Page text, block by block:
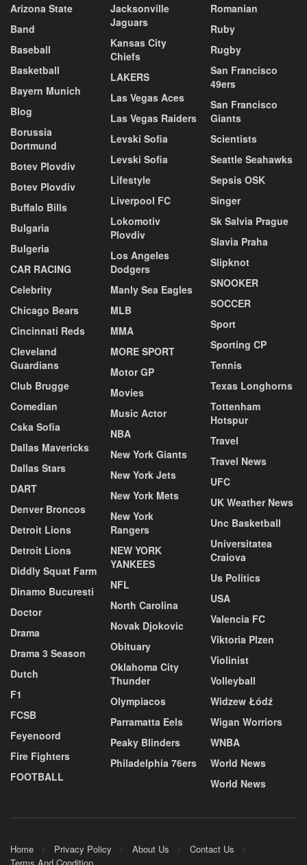
Arizona State
Band
Baseball
Basketball
Bayern Munich
Blog
Borussia
Dortmund
Botev Plovdiv
Botev Plovdiv
Buffalo Bills
Bulgaria
Bulgeria
CAR RACING
Celebrity
Chicago Bears
Cincinnati Reds
Cleveland
Guardians
Club Brugge
Comedian
Cska Sofia
Dallas Mavericks
Dallas Stars
DART
Denver Broncos
Detroit Lions
Detroit Lions
Diddly Squat Farm
Dinamo Bucuresti
Doctor
Drama
Drama 3 Season
Dutch
F1
FCSB
Feyenoord
Fire Fighters
FOOTBALL
Jacksonville
Jaguars
Kansas City
Chiefs
LAKERS
Las Vegas Aces
Las Vegas Raiders
Levski Sofia
Levski Sofia
Lifestyle
Liverpool FC
Lokomotiv
Plovdiv
Los Angeles
Dodgers
Manly Sea Eagles
MLB
MMA
MORE SPORT
Motor GP
Movies
Music Actor
NBA
New York Giants
New York Jets
New York Mets
New York
Rangers
NEW YORK
YANKEES
NFL
North Carolina
Novak Djokovic
Obituary
Oklahoma City
Thunder
Olympiacos
Parramatta Eels
Peaky Blinders
Philadelphia 76ers
Romanian
Ruby
Rugby
San Francisco
49ers
San Francisco
Giants
Scientists
Seattle Seahawks
Sepsis OSK
Singer
Sk Salvia Prague
Slavia Praha
Slipknot
SNOOKER
SOCCER
Sport
Sporting CP
Tennis
Texas Longhorns
Tottenham
Hotspur
Travel
Travel News
UFC
UK Weather News
Unc Basketball
Universitatea
Craiova
Us Politics
USA
Valencia FC
Viktoria Plzen
Violinist
Volleyball
Widzew Łódź
Wigan Worriors
WNBA
World News
World News
Home Privacy Policy About Us
Contact Us